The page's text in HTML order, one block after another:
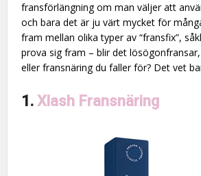
fransförlängning om man väljer att
och bara det är ju värt mycket för
fram mellan olika typer av “fransfix”,
prova sig fram – blir det
eller fransnäring du faller för? Det vet
1.Xlash Fransnäring